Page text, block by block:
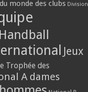
monde des clubs Division
Handball
Jeux
Trophée des
A dames